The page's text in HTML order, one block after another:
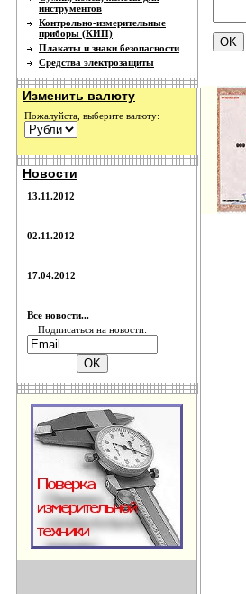
инструментов
Контрольно-измерительные
приборы (КИП)
Плакаты и знаки безопасности
Средства электрозащиты
Изменить валюту
Пожалуйста, выберите валюту:
Новости
13.11.2012
02.11.2012
17.04.2012
Все новости...
Подписаться на новости: